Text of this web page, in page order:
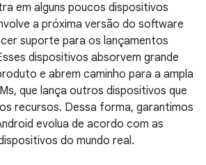
em alguns poucos dispositivos
a próxima versão do software
suporte para os lançamentos
dispositivos absorvem grande
e abrem caminho para a ampla
que lança outros dispositivos que
recursos. Dessa forma, garantimos
evolua de acordo com as
do mundo real.